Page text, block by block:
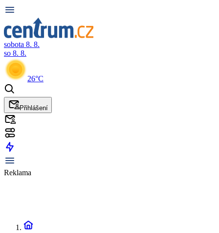
sobota 8. 8.
so 8. 8.
26°C
Přihlášení
Reklama